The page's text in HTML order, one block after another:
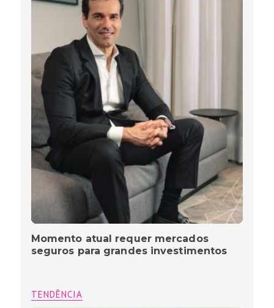
Momento atual requer mercados
seguros para grandes investimentos
TENDÊNCIA